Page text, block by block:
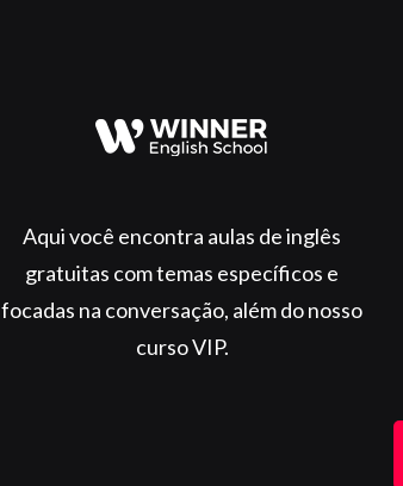
Aqui você encontra aulas de inglês
gratuitas com temas específicos e
focadas na conversação, além do nosso
curso VIP.